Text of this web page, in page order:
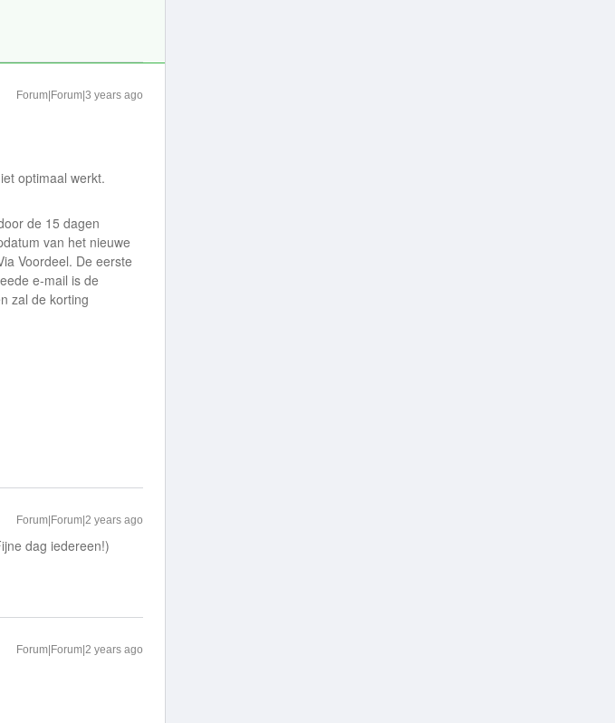
Forum|Forum|3 years ago
optimaal werkt.
de 15 dagen
van het nieuwe
Voordeel. De eerste
e-mail is de
zal de korting
Forum|Forum|2 years ago
dag iedereen!)
Forum|Forum|2 years ago